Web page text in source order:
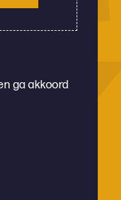
ga akkoord